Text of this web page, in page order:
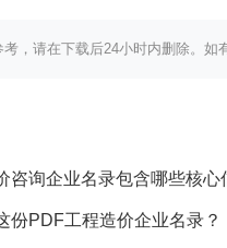
，请在下载后24小时内删除。如
咨询企业名录包含哪些核心
份PDF工程造价企业名录？